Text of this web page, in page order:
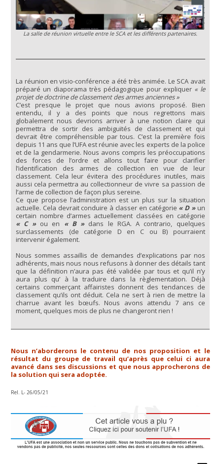
La salle de réunion virtuelle entre le SCA et les différents partenaires.
La réunion en visio-conférence a été très animée. Le SCA avait
préparé un diaporama très pédagogique pour expliquer « le
projet de doctrine de classement des armes anciennes »
C’est presque le projet que nous avions proposé. Bien
entendu, il y a des points que nous regrettons mais
globalement nous devrions arriver à une notion claire qui
permettra de sortir des ambiguïtés de classement et qui
devrait être compréhensible par tous. C’est la première fois
depuis 11 ans que l’UFA est réunie avec les experts de la police
et de la gendarmerie. Nous avons compris les préoccupations
des forces de l’ordre et allons tout faire pour clarifier
l’identification des armes de collection en vue de leur
classement. Cela leur évitera des procédures inutiles, mais
aussi cela permettra au collectionneur de vivre sa passion de
l’arme de collection de façon plus sereine.
Ce que propose l’administration est un plus sur la situation
actuelle. Cela devrait conduire à classer en catégorie « D » un
certain nombre d’armes actuellement classées en catégorie
« C » ou en « B » dans le RGA. A contrario, quelques
surclassements (de catégorie D en C ou B) pourraient
intervenir également.
Nous sommes assaillis de demandes d’explications par nos
adhérents, mais nous nous refusons à donner des détails tant
que la définition n’aura pas été validée par tous et qu’il n’y
aura plus qu’ à la traduire dans la règlementation. Déjà
certains commerçant affairistes donnent des tendances de
classement qu’ils ont déduit. Cela ne sert à rien de mettre la
charrue avant les bœufs. Nous avons attendu 7 ans ce
moment, quelques mois de plus ne changeront rien !
Nous n’aborderons le contenu de nos proposition et le
résultat du groupe de travail qu’après que celui ci aura
avancé dans ses discussions et que nous approcherons de
la solution qui sera adoptée.
Rel. L- 26/05/21